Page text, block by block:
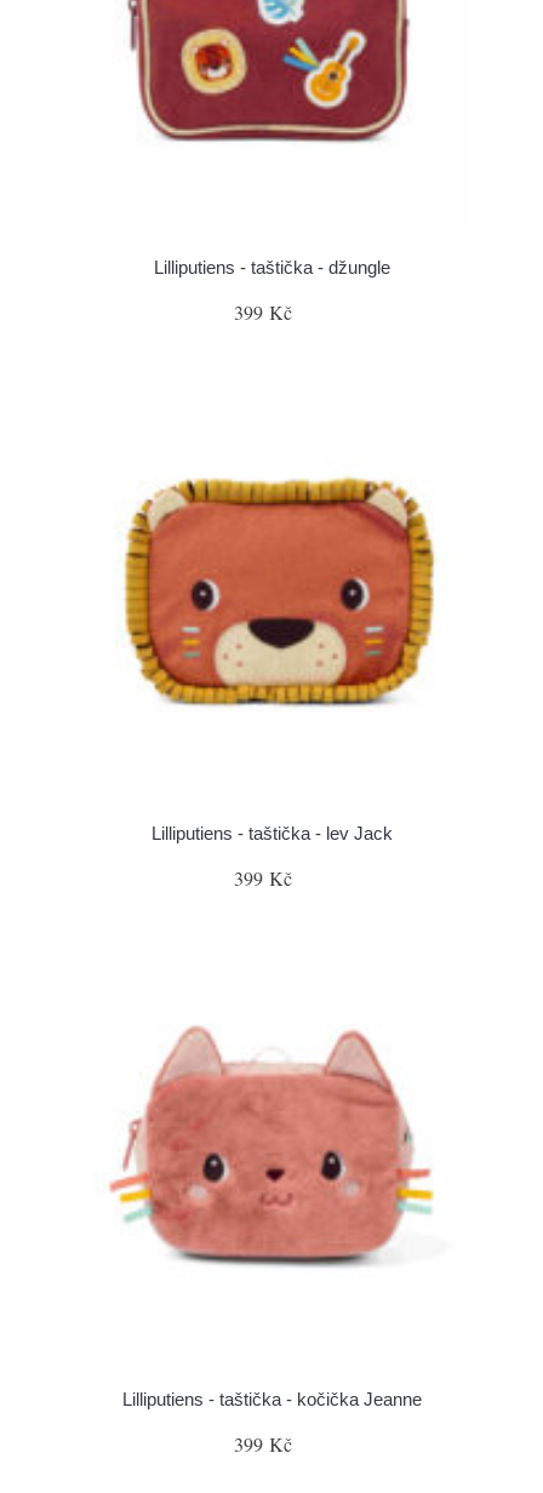
Lilliputiens - taštička - džungle
399 Kč
Lilliputiens - taštička - lev Jack
399 Kč
Lilliputiens - taštička - kočička Jeanne
399 Kč